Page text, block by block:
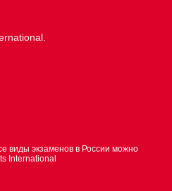
виды экзаменов в России можно
International